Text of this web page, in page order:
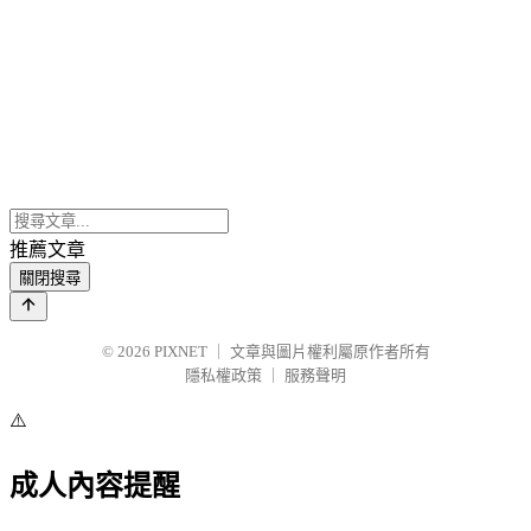
推薦文章
關閉搜尋
© 2026 PIXNET
文章與圖片權利屬原作者所有
隱私權政策
服務聲明
⚠️
成人內容提醒